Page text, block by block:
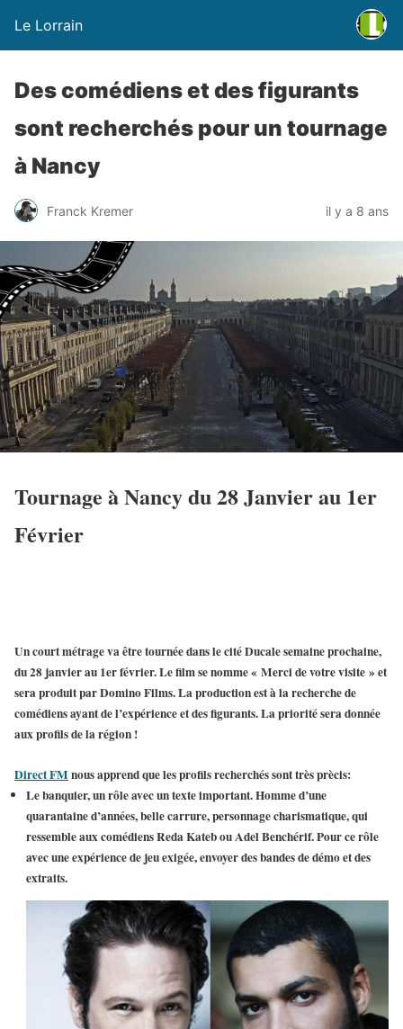
Le Lorrain
Des comédiens et des figurants
sont recherchés pour un tournage
à Nancy
Franck Kremer il y a 8 ans
Tournage à Nancy du 28 Janvier au 1er
Février
Un court métrage va être tournée dans le cité Ducale semaine prochaine,
du 28 janvier au 1er février. Le film se nomme « Merci de votre visite » et
sera produit par Domino Films. La production est à la recherche de
comédiens ayant de l’expérience et des figurants. La priorité sera donnée
aux profils de la région !
Direct FM nous apprend que les profils recherchés sont très prècis:
Le banquier, un rôle avec un texte important. Homme d’une
quarantaine d’années, belle carrure, personnage charismatique, qui
ressemble aux comédiens Reda Kateb ou Adel Benchérif. Pour ce rôle
avec une expérience de jeu exigée, envoyer des bandes de démo et des
extraits.